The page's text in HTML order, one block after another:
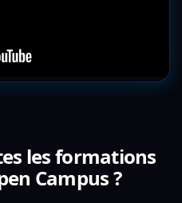
les formations
Campus ?